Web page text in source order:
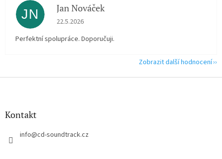
JN Jan Nováček
Hodnocení obchodu je 5 z 5 hvězdiček.
22.5.2026
Perfektní spolupráce. Doporučuji.
Zobrazit další hodnocení
Z
Kontakt
info@cd-soundtrack.cz